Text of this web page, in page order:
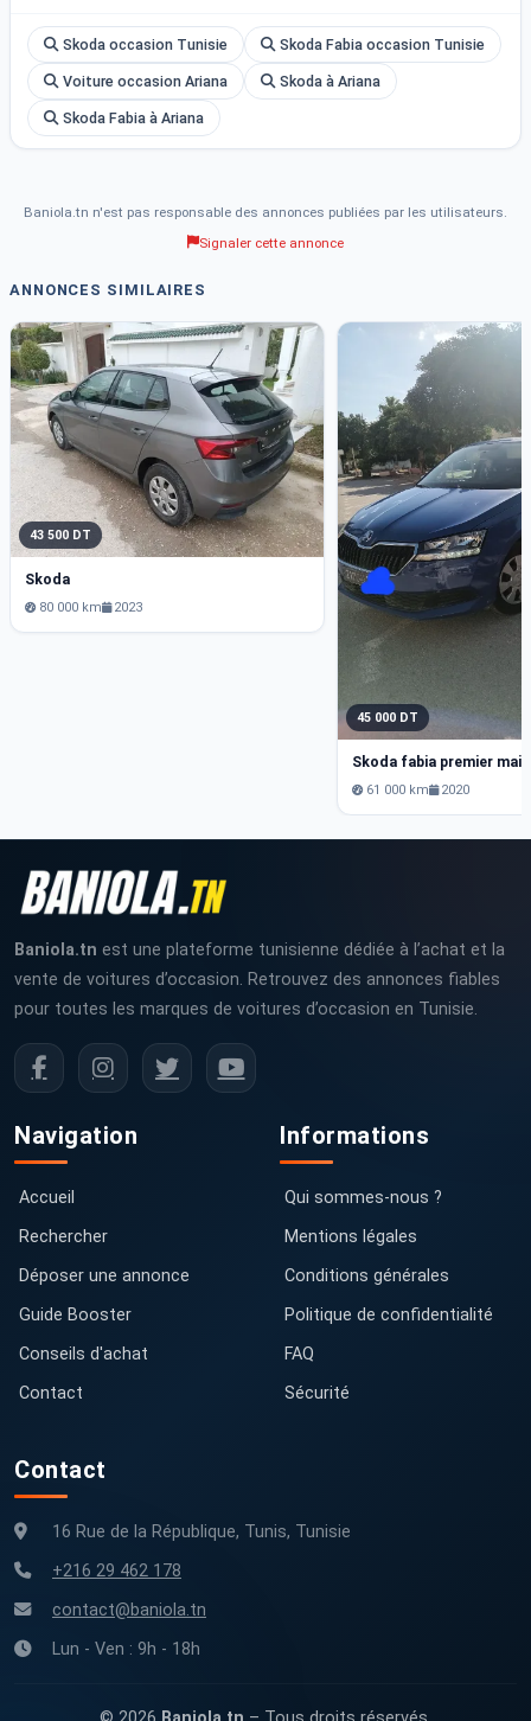
Skoda occasion Tunisie Skoda Fabia occasion Tunisie
Voiture occasion Ariana Skoda à Ariana
Skoda Fabia à Ariana
Baniola.tn n'est pas responsable des annonces publiées par les utilisateurs.
Signaler cette annonce
ANNONCES SIMILAIRES
43 500 DT
Skoda
80 000 km 2023
45 000 DT
61 000 km 2020
Baniola.tn est une plateforme tunisienne dédiée à l’achat et la
vente de voitures d’occasion. Retrouvez des annonces fiables
pour toutes les marques de voitures d’occasion en Tunisie.
Navigation
Accueil
Rechercher
Déposer une annonce
Guide Booster
Conseils d'achat
Contact
Informations
Qui sommes-nous ?
Mentions légales
Conditions générales
Politique de confidentialité
FAQ
Sécurité
Contact
16 Rue de la République, Tunis, Tunisie
+216 29 462 178
contact@baniola.tn
Lun - Ven : 9h - 18h